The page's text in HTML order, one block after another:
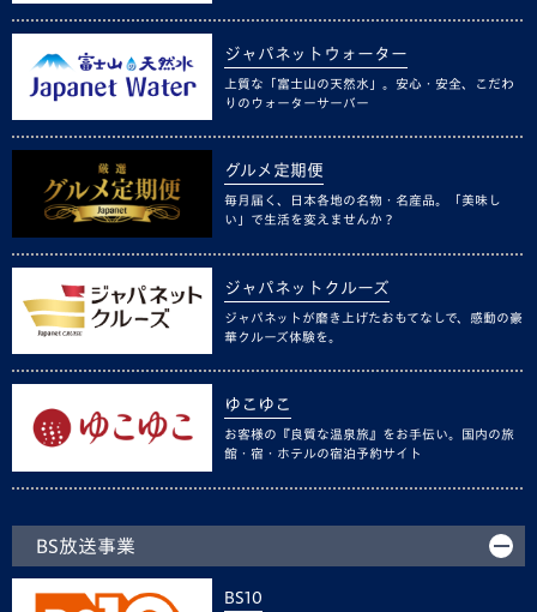
ジャパネットウォーター
上質な「富士山の天然水」。安心・安全、こだわ
りのウォーターサーバー
グルメ定期便
毎月届く、日本各地の名物・名産品。「美味し
い」で生活を変えませんか？
ジャパネットクルーズ
ジャパネットが磨き上げたおもてなしで、感動の豪
華クルーズ体験を。
ゆこゆこ
お客様の『良質な温泉旅』をお手伝い。国内の旅
館・宿・ホテルの宿泊予約サイト
BS放送事業
BS10